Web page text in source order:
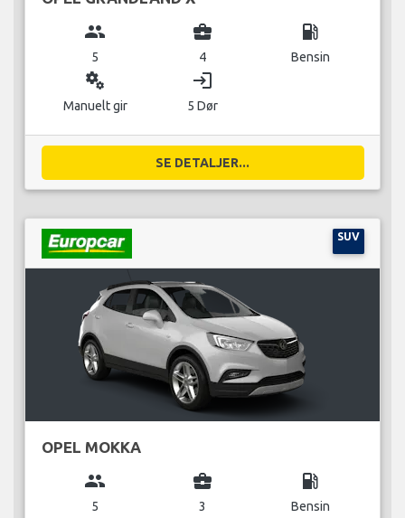
group
5
business_center
4
local_gas_station
Bensin
miscellaneous_services
Manuelt gir
login
5 Dør
SE DETALJER...
SUV
OPEL MOKKA
group
5
business_center
3
local_gas_station
Bensin